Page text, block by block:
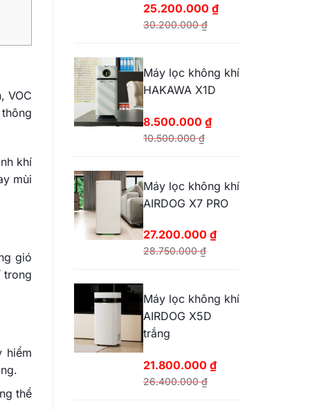
VOC
khí
mùi
gió
trong
hiểm
thể
30.200.000₫
gốc
là:
30.200.000 ₫.
25.200.000 ₫
hiện
tại
là:
25.200.000 ₫.
Máy lọc không khí
HAKAWA X1D
10.500.000₫
gốc
là:
10.500.000 ₫.
8.500.000 ₫
hiện
tại
là:
8.500.000 ₫.
Máy lọc không khí
AIRDOG X7 PRO
28.750.000₫
gốc
là:
28.750.000 ₫.
27.200.000 ₫
hiện
tại
là:
27.200.000 ₫.
Máy lọc không khí
AIRDOG X5D
trắng
26.400.000₫
21.800.000 ₫